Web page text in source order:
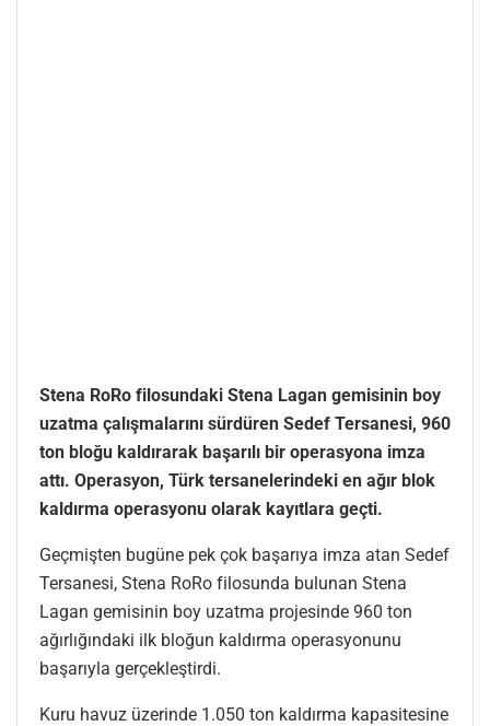
Stena RoRo filosundaki Stena Lagan gemisinin boy
uzatma çalışmalarını sürdüren Sedef Tersanesi, 960
ton bloğu kaldırarak başarılı bir operasyona imza
attı. Operasyon, Türk tersanelerindeki en ağır blok
kaldırma operasyonu olarak kayıtlara geçti.
Geçmişten bugüne pek çok başarıya imza atan Sedef
Tersanesi, Stena RoRo filosunda bulunan Stena
Lagan gemisinin boy uzatma projesinde 960 ton
ağırlığındaki ilk bloğun kaldırma operasyonunu
başarıyla gerçekleştirdi.
Kuru havuz üzerinde 1.050 ton kaldırma kapasitesine